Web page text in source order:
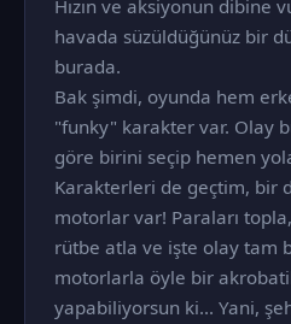
Hızın ve aksiyonun dibine
havada süzüldüğünüz bir
burada.
Bak şimdi, oyunda hem
"funky" karakter var. Olay
göre birini seçip hemen
Karakterleri de geçtim, bir
motorlar var! Paraları
rütbe atla ve işte olay tam
motorlarla öyle bir
yapabiliyorsun ki... Yani,